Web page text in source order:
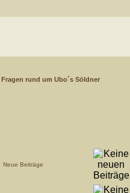
Fragen rund um Ubo´s Söldner
Neue Beiträge